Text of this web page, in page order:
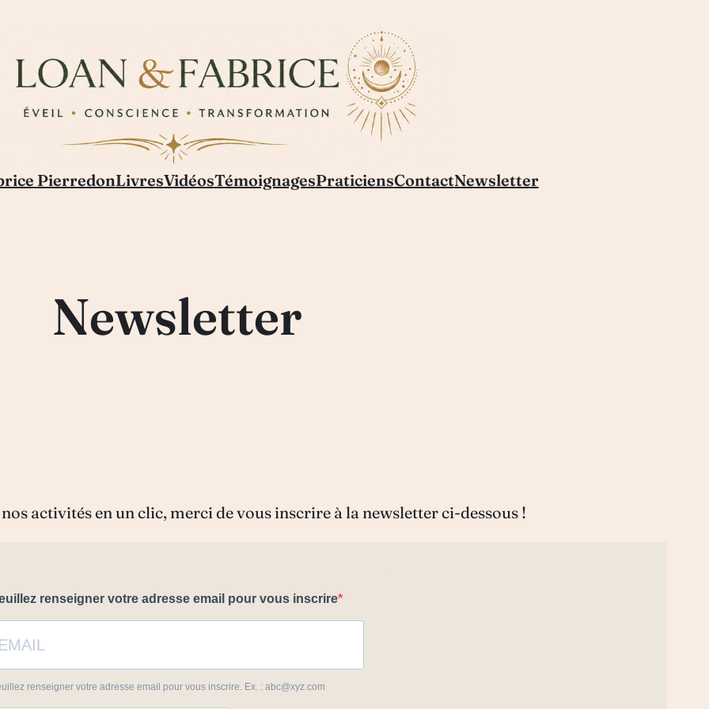
PierredonLivresVidéosTémoignagesPraticiensContactNewsletter
Newsletter
activités en un clic, merci de vous inscrire à la newsletter ci-dessous !
renseigner votre adresse email pour vous inscrire
renseigner votre adresse email pour vous inscrire. Ex. : abc@xyz.com